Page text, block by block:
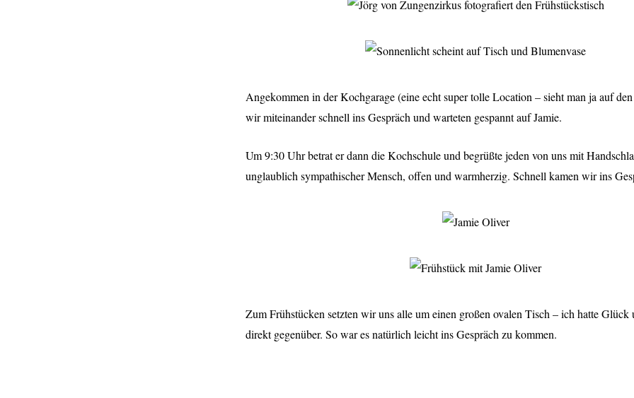
Angekommen in der Kochgarage (eine echt super tolle Location – sieht man ja auf
wir miteinander schnell ins Gespräch und warteten gespannt auf Jamie.
Um 9:30 Uhr betrat er dann die Kochschule und begrüßte jeden von uns mit
unglaublich sympathischer Mensch, offen und warmherzig. Schnell kamen wir ins
Zum Frühstücken setzten wir uns alle um einen großen ovalen Tisch – ich hatte Glück
direkt gegenüber. So war es natürlich leicht ins Gespräch zu kommen.